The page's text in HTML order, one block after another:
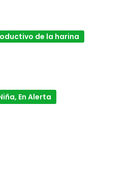
de la harina
En Alerta